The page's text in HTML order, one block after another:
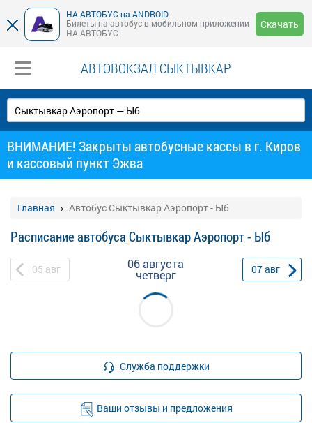
НА АВТОБУС на ANDROID
Билеты на автобус в мобильном приложении
НА АВТОБУС
Скачать
АВТОВОКЗАЛ СЫКТЫВКАР
ВНИМАНИЕ! Закрыты автобусные кассы в г. Киров
и кассовый пункт Эжва
Главная Автобус Сыктывкар Аэропорт - Ыб
Расписание автобуса Сыктывкар Аэропорт - Ыб
05 авг 06 августа
четверг 07авг
Служба поддержки
Ваши отзывы и предложения